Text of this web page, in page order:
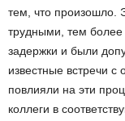
тем, что произошло.
трудными, тем более
задержки и были
известные встречи
повлияли на эти
коллеги в